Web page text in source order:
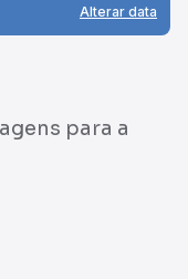
Alterar data
para a